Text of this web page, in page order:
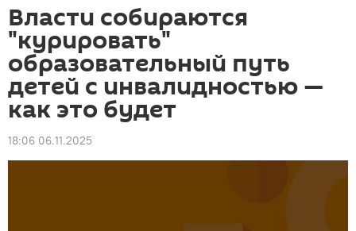
Власти собираются
"курировать"
образовательный путь
детей с инвалидностью —
как это будет
18:06 06.11.2025